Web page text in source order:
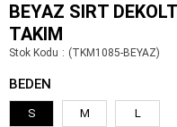
BEYAZ SIRT
TAKIM
Stok Kodu (TKM1085-BEYAZ)
BEDEN
S M L